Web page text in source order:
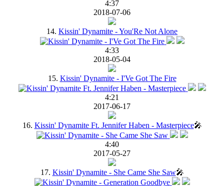
4:37
2018-07-06
14. Kissin' Dynamite - You'Re Not Alone
4:33
2018-05-04
15. Kissin' Dynamite - I'Ve Got The Fire
4:21
2017-06-17
16. Kissin' Dynamite Ft. Jennifer Haben - Masterpiece🎤
4:40
2017-05-27
17. Kissin' Dynamite - She Came She Saw🎤